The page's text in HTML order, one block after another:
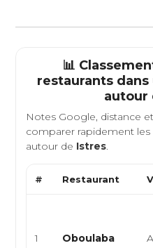
📊
restaurants
autour
Notes Google, distance
comparer rapidement les
autour de Istres.
# Restaurant
1 Oboulaba